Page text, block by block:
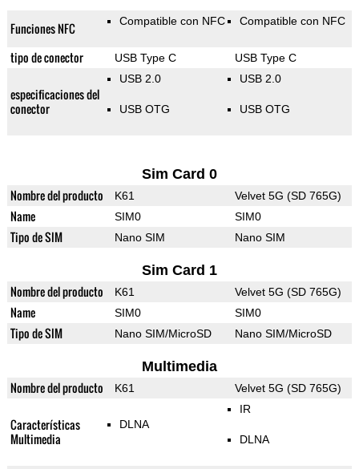
Funciones NFC Compatible con NFC Compatible con NFC
tipo de conector USB Type C USB Type C
especificaciones del
conector
USB 2.0
USB OTG
USB 2.0
USB OTG
Sim Card 0
Nombre del producto K61 Velvet 5G (SD 765G)
Name SIM0 SIM0
Tipo de SIM Nano SIM Nano SIM
Sim Card 1
Nombre del producto K61 Velvet 5G (SD 765G)
Name SIM0 SIM0
Tipo de SIM Nano SIM/MicroSD Nano SIM/MicroSD
Multimedia
Nombre del producto K61 Velvet 5G (SD 765G)
Características
Multimedia
DLNA
IR
DLNA